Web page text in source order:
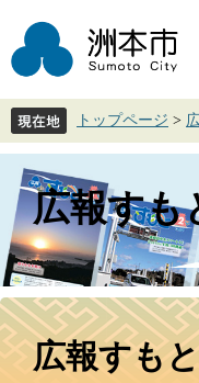
ジ
先
で
す。
ュ
を
ば
本
文
へ
トップページ >
広報すも
本
文
広報すも